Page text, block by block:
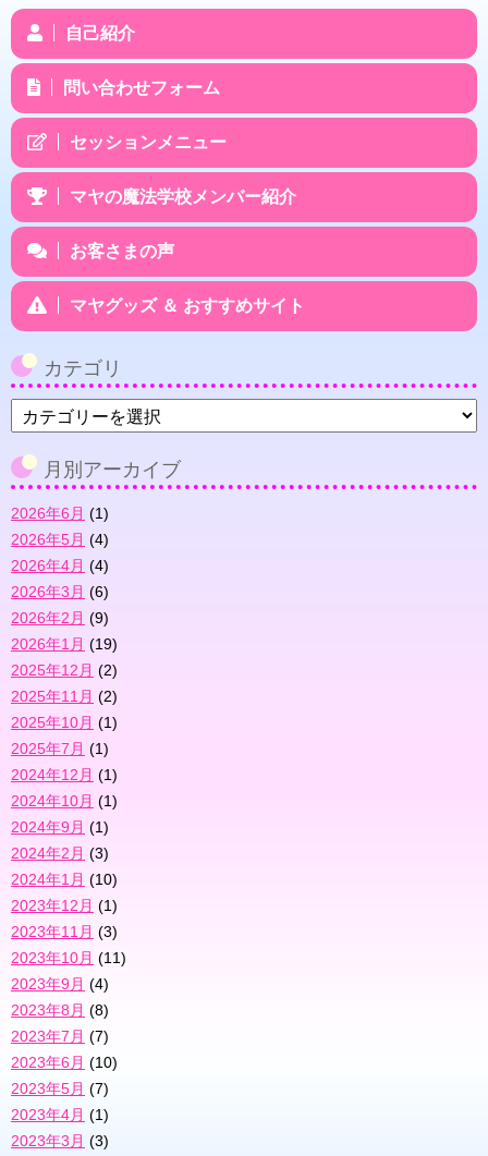
自己紹介
問い合わせフォーム
セッションメニュー
マヤの魔法学校メンバー紹介
お客さまの声
マヤグッズ ＆ おすすめサイト
カテゴリ
テ
ゴ
リ
月別アーカイブ
2026年6月 (1)
2026年5月 (4)
2026年4月 (4)
2026年3月 (6)
2026年2月 (9)
2026年1月 (19)
2025年12月 (2)
2025年11月 (2)
2025年10月 (1)
2025年7月 (1)
2024年12月 (1)
2024年10月 (1)
2024年9月 (1)
2024年2月 (3)
2024年1月 (10)
2023年12月 (1)
2023年11月 (3)
2023年10月 (11)
2023年9月 (4)
2023年8月 (8)
2023年7月 (7)
2023年6月 (10)
2023年5月 (7)
2023年4月 (1)
2023年3月 (3)